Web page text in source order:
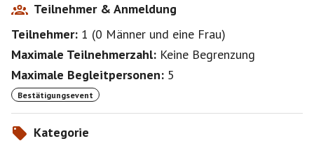
Teilnehmer & Anmeldung
Teilnehmer: 1 (0 Männer und eine Frau)
Maximale Teilnehmerzahl: Keine Begrenzung
Maximale Begleitpersonen: 5
Bestätigungsevent
Kategorie